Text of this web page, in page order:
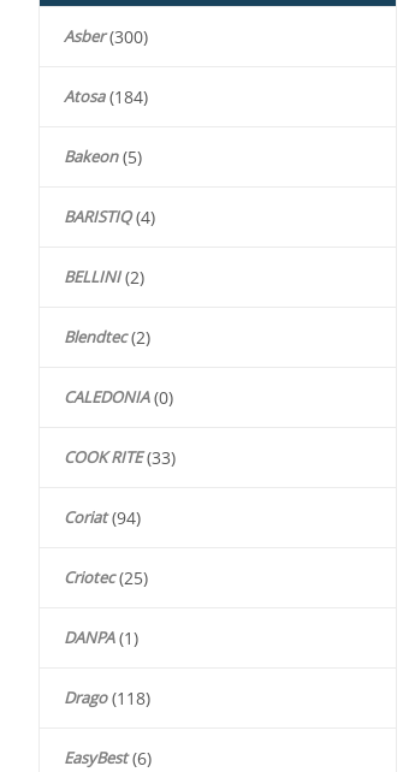
Asber (300)
Atosa (184)
Bakeon (5)
BARISTIQ (4)
BELLINI (2)
Blendtec (2)
CALEDONIA (0)
COOK RITE (33)
Coriat (94)
Criotec (25)
DANPA (1)
Drago (118)
EasyBest (6)